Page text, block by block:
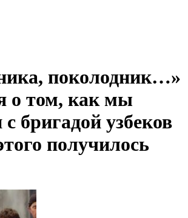
поколодник…»
о том, как мы
бригадой узбеков
получилось